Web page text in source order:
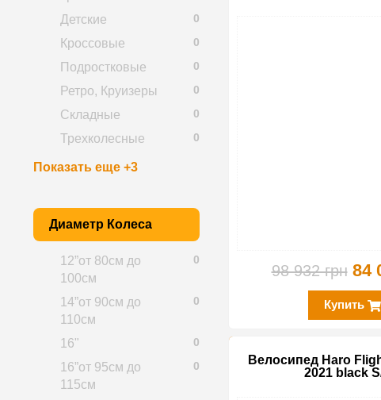
98 932 грн 84
Купить
Велосипед Haro
2021 black
0
Детские
0
Кроссовые
0
Подростковые
0
Ретро, Круизеры
0
Складные
0
Трехколесные
Показать еще +3
Диаметр Колеса
0
12”от 80см до
100см
0
14”от 90см до
110см
0
16"
0
16”от 95см до
115см